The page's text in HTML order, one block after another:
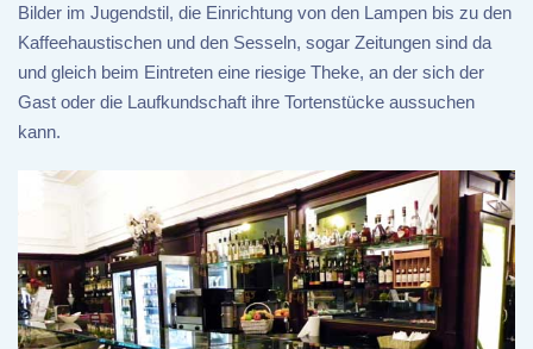
Bilder im Jugendstil, die Einrichtung von den Lampen bis zu den
Kaffeehaustischen und den Sesseln, sogar Zeitungen sind da
und gleich beim Eintreten eine riesige Theke, an der sich der
Gast oder die Laufkundschaft ihre Tortenstücke aussuchen
kann.